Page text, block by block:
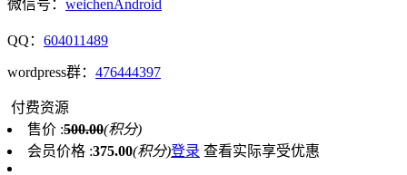
微信号： weichenAndroid
QQ： 604011489
wordpress群： 476444397
付费资源
售价 :500.00(积分)
会员价格 :375.00(积分)登录 查看实际享受优惠